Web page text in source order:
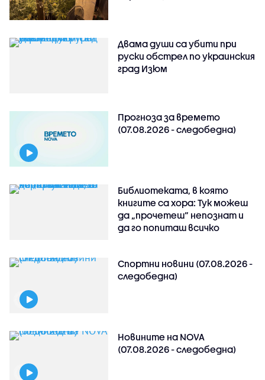
Двама души са убити при
руски обстрeл по украинския
град Изюм
Прогноза за времето
(07.08.2026 - следобедна)
Библиотеката, в която
книгите са хора: Тук можеш
да „прочетеш“ непознат и
да го попиташ всичко
Спортни новини (07.08.2026 -
следобедна)
Новините на NOVA
(07.08.2026 - следобедна)